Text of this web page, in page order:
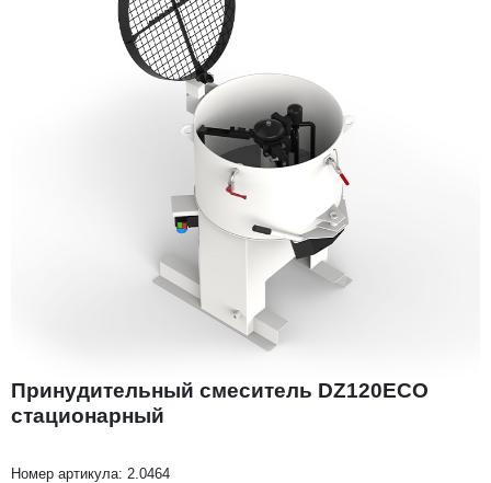
Принудительный смеситель DZ120ECO
стационарный
Номер артикула: 2.0464